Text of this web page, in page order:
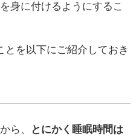
身に付けるようにするこ
とを以下にご紹介しておき
ら、
とにかく睡眠時間は